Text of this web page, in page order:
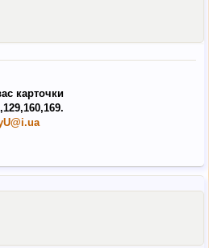
карточки